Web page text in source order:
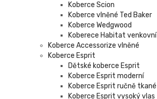
Koberce Scion
Koberce vlněné Ted Baker
Koberce Wedgwood
Koberece Habitat venkovní
Koberce Accessorize vlněné
Koberce Esprit
Dětské koberce Esprit
Koberce Esprit moderní
Koberce Esprit ručně tkané
Koberce Esprit vysoký vlas